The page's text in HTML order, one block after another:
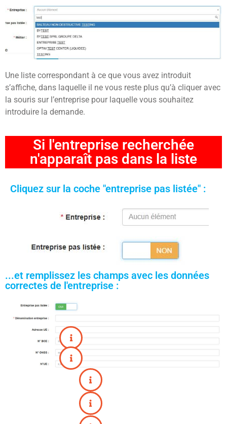
Une liste correspondant à ce que vous avez introduit
s’affiche, dans laquelle il ne vous reste plus qu’à cliquer avec
la souris sur l’entreprise pour laquelle vous souhaitez
introduire la demande.
Si l'entreprise recherchée
n'apparaît pas dans la liste
Cliquez sur la coche "entreprise pas listée" :
...et remplissez les champs avec les données
correctes de l'entreprise :